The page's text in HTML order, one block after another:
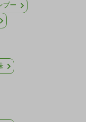
プー